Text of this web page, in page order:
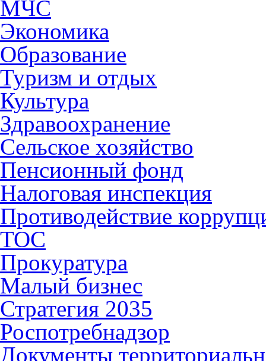
МЧС
Экономика
Образование
Туризм и отдых
Культура
Здравоохранение
Сельское хозяйство
Пенсионный фонд
Налоговая инспекция
Противодействие
ТОС
Прокуратура
Малый бизнес
Стратегия 2035
Роспотребнадзор
Документы